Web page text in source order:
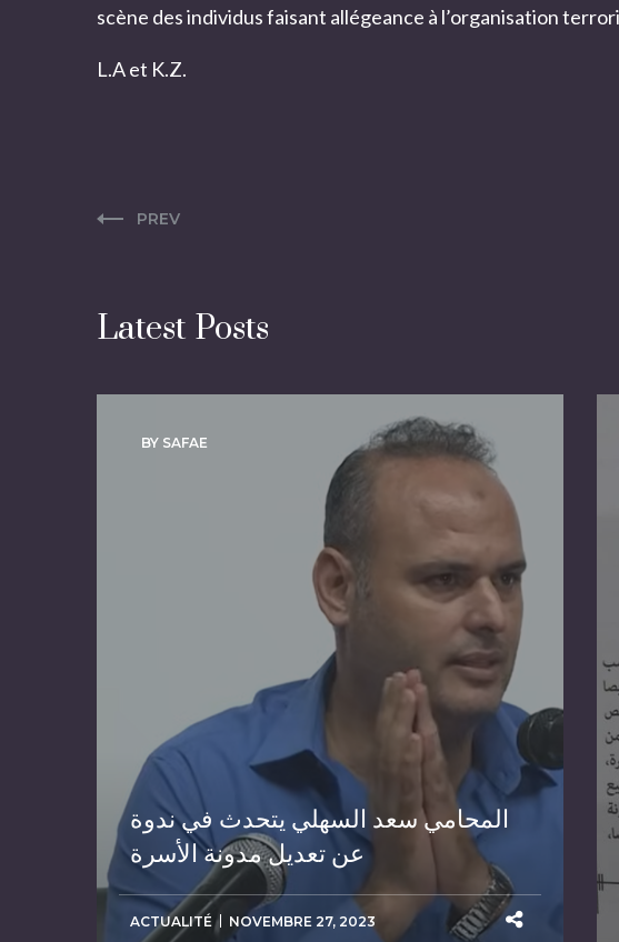
scène des individus faisant allégeance à l’organisation
L.A et K.Z.
PREV
Latest Posts
BY SAFAE
المحامي سعد السهلي يتحدث في ندوة
عن تعديل مدونة الأسرة
ACTUALITÉ NOVEMBRE 27, 2023